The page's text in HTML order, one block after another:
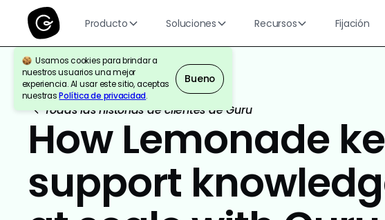
Producto Soluciones Recursos Fijación
Usamos cookies para brindar a
nuestros usuarios una mejor
experiencia. Al usar este sitio, aceptas
nuestrasPolítica de privacidad.
Bueno
Todas las historias de clientes de Guru
How Lemonade
support